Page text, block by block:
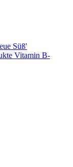
Süß'
Vitamin B-